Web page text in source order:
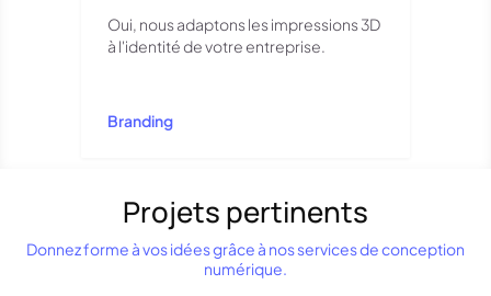
Oui, nous adaptons les impressions 3D
à l'identité de votre entreprise.
Branding
Projets pertinents
Donnez forme à vos idées grâce à nos services de conception
numérique.